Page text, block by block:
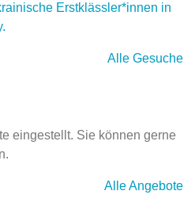
Erstklässler*innen in
Alle Gesuche
eingestellt. Sie können gerne
Alle Angebote